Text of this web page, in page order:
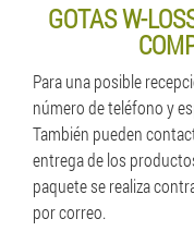
GOTAS W-
Para una posible
número de teléfono y
También pueden
entrega de los
paquete se realiza
por correo.